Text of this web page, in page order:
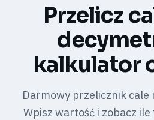
Przelicz
kalkulator
Darmowy przelicznik cale
Wpisz wartość i zobacz